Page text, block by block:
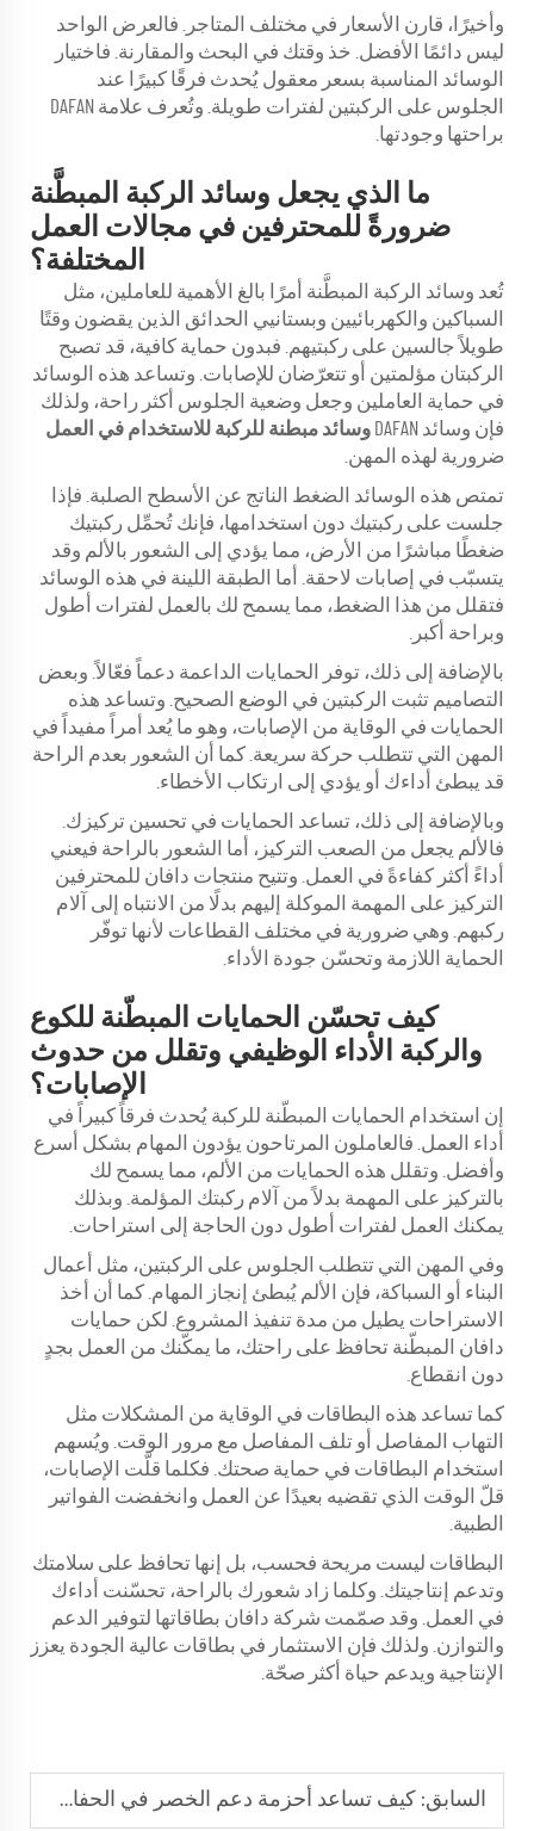
وأخيرًا، قارن الأسعار في مختلف المتاجر. فالعرض الواحد
ليس دائمًا الأفضل. خذ وقتك في البحث والمقارنة. فاختيار
الوسائد المناسبة بسعر معقول يُحدث فرقًا كبيرًا عند
الجلوس على الركبتين لفترات طويلة. وتُعرف علامة DAFAN
براحتها وجودتها.
ما الذي يجعل وسائد الركبة المبطَّنة
ضرورةً للمحترفين في مجالات العمل
المختلفة؟
تُعد وسائد الركبة المبطَّنة أمرًا بالغ الأهمية للعاملين، مثل
السباكين والكهربائيين وبستانيي الحدائق الذين يقضون وقتًا
طويلاً جالسين على ركبتيهم. فبدون حماية كافية، قد تصبح
الركبتان مؤلمتين أو تتعرّضان للإصابات. وتساعد هذه الوسائد
في حماية العاملين وجعل وضعية الجلوس أكثر راحة، ولذلك
فإن وسائد DAFAN
وسائد مبطنة للركبة للاستخدام في العمل
ضرورية لهذه المهن.
تمتص هذه الوسائد الضغط الناتج عن الأسطح الصلبة. فإذا
جلست على ركبتيك دون استخدامها، فإنك تُحمِّل ركبتيك
ضغطًا مباشرًا من الأرض، مما يؤدي إلى الشعور بالألم وقد
يتسبّب في إصابات لاحقة. أما الطبقة اللينة في هذه الوسائد
فتقلل من هذا الضغط، مما يسمح لك بالعمل لفترات أطول
وبراحة أكبر.
بالإضافة إلى ذلك، توفر الحمايات الداعمة دعماً فعّالاً. وبعض
التصاميم تثبت الركبتين في الوضع الصحيح. وتساعد هذه
الحمايات في الوقاية من الإصابات، وهو ما يُعد أمراً مفيداً في
المهن التي تتطلب حركة سريعة. كما أن الشعور بعدم الراحة
قد يبطئ أداءك أو يؤدي إلى ارتكاب الأخطاء.
وبالإضافة إلى ذلك، تساعد الحمايات في تحسين تركيزك.
فالألم يجعل من الصعب التركيز، أما الشعور بالراحة فيعني
أداءً أكثر كفاءةً في العمل. وتتيح منتجات دافان للمحترفين
التركيز على المهمة الموكلة إليهم بدلًا من الانتباه إلى آلام
ركبهم. وهي ضرورية في مختلف القطاعات لأنها توفّر
الحماية اللازمة وتحسّن جودة الأداء.
كيف تحسّن الحمايات المبطّنة للكوع
والركبة الأداء الوظيفي وتقلل من حدوث
الإصابات؟
إن استخدام الحمايات المبطّنة للركبة يُحدث فرقاً كبيراً في
أداء العمل. فالعاملون المرتاحون يؤدون المهام بشكل أسرع
وأفضل. وتقلل هذه الحمايات من الألم، مما يسمح لك
بالتركيز على المهمة بدلاً من آلام ركبتك المؤلمة. وبذلك
يمكنك العمل لفترات أطول دون الحاجة إلى استراحات.
وفي المهن التي تتطلب الجلوس على الركبتين، مثل أعمال
البناء أو السباكة، فإن الألم يُبطئ إنجاز المهام. كما أن أخذ
الاستراحات يطيل من مدة تنفيذ المشروع. لكن حمايات
دافان المبطّنة تحافظ على راحتك، ما يمكّنك من العمل بجدٍ
دون انقطاع.
كما تساعد هذه البطاقات في الوقاية من المشكلات مثل
التهاب المفاصل أو تلف المفاصل مع مرور الوقت. ويُسهم
استخدام البطاقات في حماية صحتك. فكلما قلّت الإصابات،
قلّ الوقت الذي تقضيه بعيدًا عن العمل وانخفضت الفواتير
الطبية.
البطاقات ليست مريحة فحسب، بل إنها تحافظ على سلامتك
وتدعم إنتاجيتك. وكلما زاد شعورك بالراحة، تحسّنت أداءك
في العمل. وقد صمّمت شركة دافان بطاقاتها لتوفير الدعم
والتوازن. ولذلك فإن الاستثمار في بطاقات عالية الجودة يعزز
الإنتاجية ويدعم حياة أكثر صحّة.
السابق: كيف تساعد أحزمة دعم الخصر في الحفاظ على وضعية الرفع السليمة